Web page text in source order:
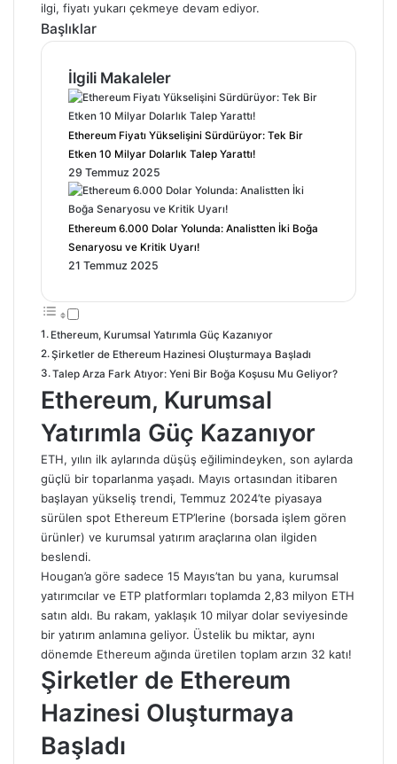
ilgi, fiyatı yukarı çekmeye devam ediyor.
Başlıklar
İlgili Makaleler
Ethereum Fiyatı Yükselişini Sürdürüyor: Tek Bir
Etken 10 Milyar Dolarlık Talep Yarattı!
29 Temmuz 2025
Ethereum 6.000 Dolar Yolunda: Analistten İki Boğa
Senaryosu ve Kritik Uyarı!
21 Temmuz 2025
Ethereum, Kurumsal Yatırımla Güç Kazanıyor
Şirketler de Ethereum Hazinesi Oluşturmaya Başladı
Talep Arza Fark Atıyor: Yeni Bir Boğa Koşusu Mu Geliyor?
Ethereum, Kurumsal
Yatırımla Güç Kazanıyor
ETH, yılın ilk aylarında düşüş eğilimindeyken, son aylarda
güçlü bir toparlanma yaşadı. Mayıs ortasından itibaren
başlayan yükseliş trendi, Temmuz 2024’te piyasaya
sürülen spot Ethereum ETP’lerine (borsada işlem gören
ürünler) ve kurumsal yatırım araçlarına olan ilgiden
beslendi.
Hougan’a göre sadece 15 Mayıs’tan bu yana, kurumsal
yatırımcılar ve ETP platformları toplamda 2,83 milyon ETH
satın aldı. Bu rakam, yaklaşık 10 milyar dolar seviyesinde
bir yatırım anlamına geliyor. Üstelik bu miktar, aynı
dönemde Ethereum ağında üretilen toplam arzın 32 katı!
Şirketler de Ethereum
Hazinesi Oluşturmaya
Başladı